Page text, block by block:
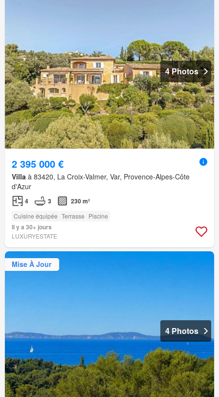
4 Photos
2 395 000 €
Villa à 83420, La Croix-Valmer, Var, Provence-Alpes-Côte
d'Azur
4 3 230 m²
Cuisine équipée Terrasse Piscine
Il y a 30+ jours
LUXURYESTATE
Mise À Jour
4 Photos